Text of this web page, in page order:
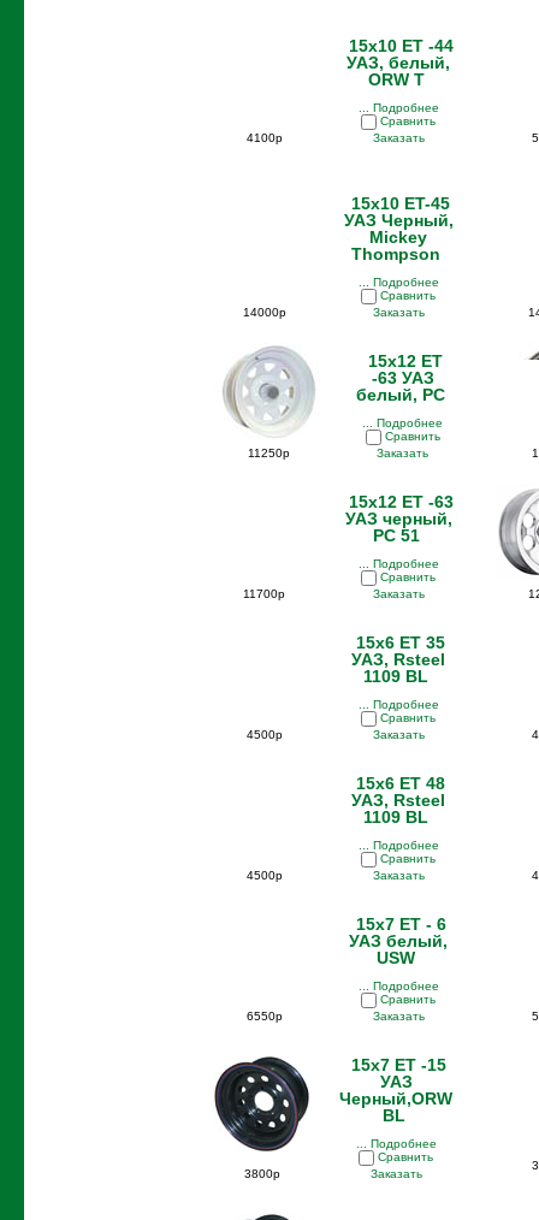
15x10 ET -44
УАЗ, белый,
ORW T
... Подробнее
Сравнить
4100р
Заказать
15x10 ET-45
УАЗ Черный,
Mickey
Thompson
... Подробнее
Сравнить
14000р
Заказать
15x12 ET
-63 УАЗ
белый, PC
... Подробнее
Сравнить
11250р
Заказать
15x12 ET -63
УАЗ черный,
PC 51
... Подробнее
Сравнить
11700р
Заказать
15x6 ET 35
УАЗ, Rsteel
1109 BL
... Подробнее
Сравнить
4500р
Заказать
15x6 ET 48
УАЗ, Rsteel
1109 BL
... Подробнее
Сравнить
4500р
Заказать
15x7 ET - 6
УАЗ белый,
USW
... Подробнее
Сравнить
6550р
Заказать
15x7 ET -15
УАЗ
Черный,ORW
BL
... Подробнее
Сравнить
3800р
Заказать